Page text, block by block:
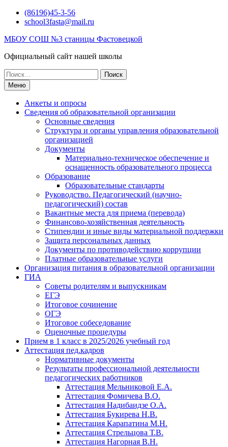
Перейти(86196)45-3-56
school3fasta@mail.ru
МБОУ СОШ №3 станицы Фастовецкой
Официальный сайт нашей школы
Поиск
по:Меню
Анкеты и опросы
Сведения об образовательной организации
Основные сведения
Структура и органы управления образовательной
организацией
Документы
Материально-техническое обеспечение и
оснащенность образовательного процесса
Образование
Образовательные стандарты
Руководство. Педагогический (научно-
педагогический) состав
Вакантные места для приема (перевода)
Финансово-хозяйственная деятельность
Стипендии и иные виды материальной поддержки
Защита персональных данных
Документы по противодействию коррупции
Платные образовательные услуги
Организация питания в образовательной организации
ГИА
Советы родителям и выпускникам
ЕГЭ
Итоговое сочинение
ОГЭ
Итоговое собеседование
Оценочные процедуры
Прием в 1 класс в 2025/2026 учебный год
Аттестация пед.кадров
Нормативные документы
Результаты профессиональной деятельности
педагогических работников
Аттестация Мельниковой Е.А.
Аттестация Фомичева В.О.
Аттестация Надибаидзе О.А.
Аттестация Букирева Н.В.
Аттестация Карапатина М.Н.
Аттестация Стрельцова Т.В.
Аттестация Нагорная В.Н.